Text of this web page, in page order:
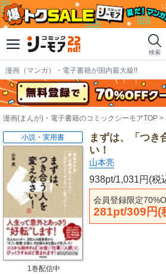
検索
漫画（マンガ）・電子書籍が国内最大級!!
漫画(まんが)・電子書籍のコミックシーモアTOP
まずは、「つき
い！
山本亮
938pt/1,031円(税
会員登録限定
281pt/309円(
小説・実用書
1巻配信中